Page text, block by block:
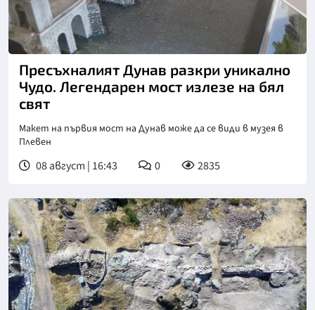
Пресъхналият Дунав разкри уникално
Чудо. Легендарен мост излезе на бял
свят
Макет на първия мост на Дунав може да се види в музея в
Плевен
08 август | 16:43 0 2835